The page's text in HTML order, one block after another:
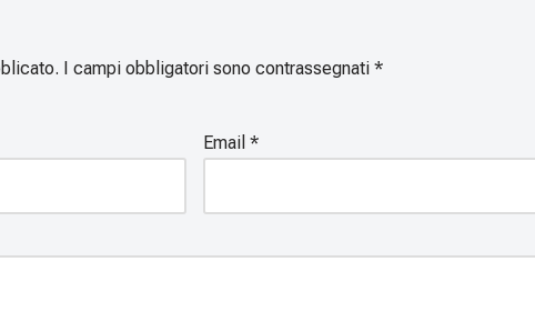
I campi obbligatori sono contrassegnati *
Email*